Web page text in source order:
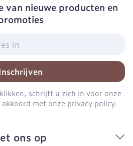
van nieuwe producten en
schrijft u zich in voor onze
met onze privacy policy.
ons op